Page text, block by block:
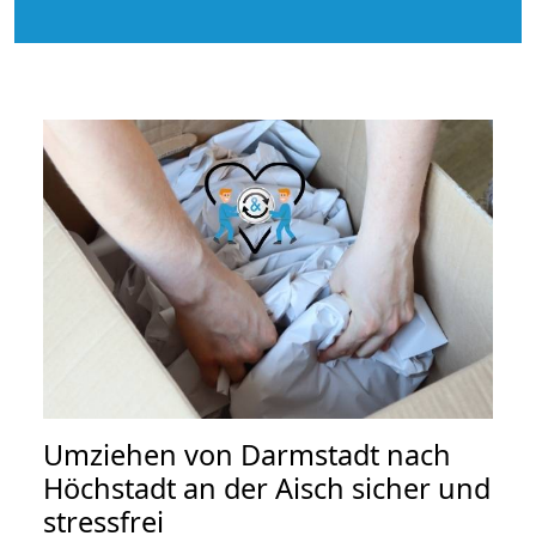
Umziehen von Darmstadt nach
Höchstadt an der Aisch sicher und
stressfrei